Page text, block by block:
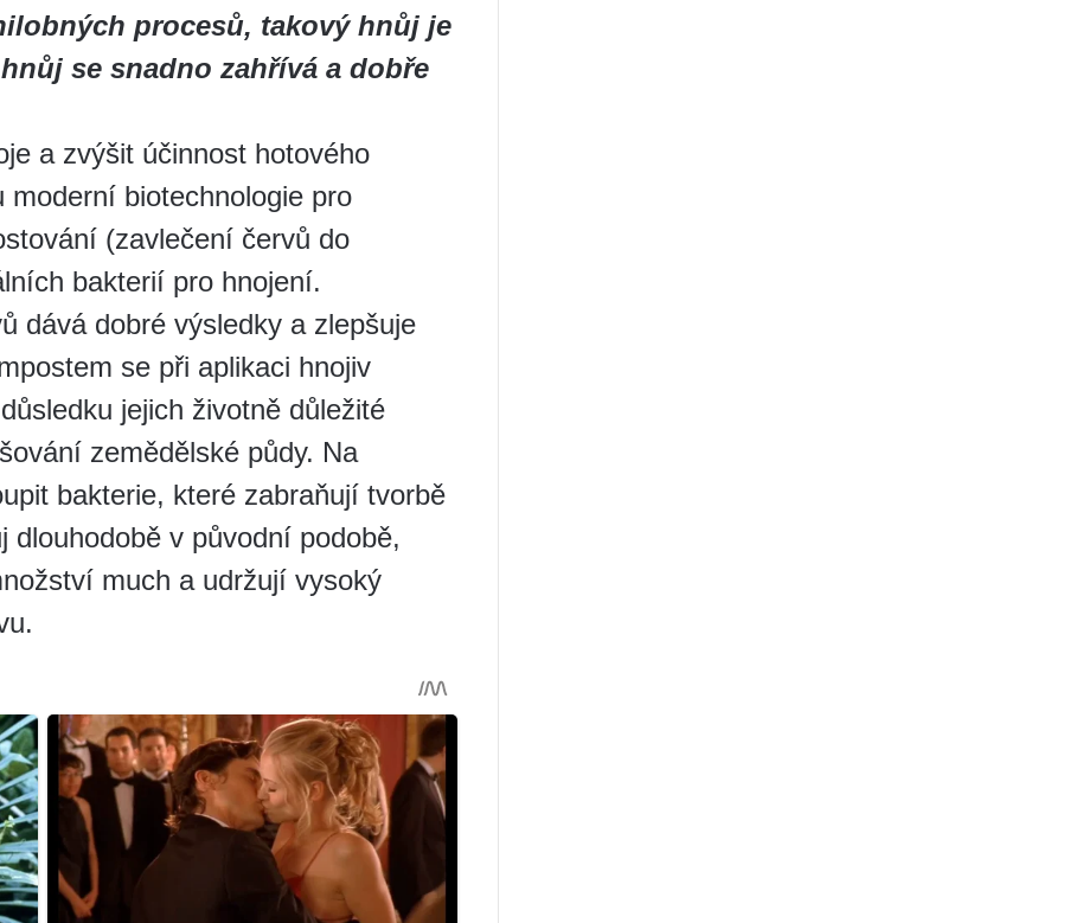
procesů, takový hnůj je
se snadno zahřívá a dobře
a zvýšit účinnost hotového
moderní biotechnologie pro
(zavlečení červů do
bakterií pro hnojení.
dává dobré výsledky a zlepšuje
se při aplikaci hnojiv
jejich životně důležité
zemědělské půdy. Na
bakterie, které zabraňují tvorbě
dlouhodobě v původní podobě,
much a udržují vysoký